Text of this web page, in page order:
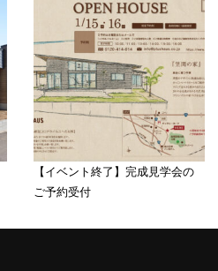
【イベント終了】完成見学会の
ご予約受付